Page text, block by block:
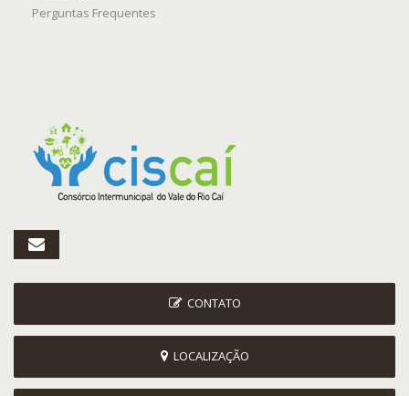
Perguntas Frequentes
CONTATO
LOCALIZAÇÃO